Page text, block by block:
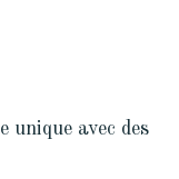
unique avec des